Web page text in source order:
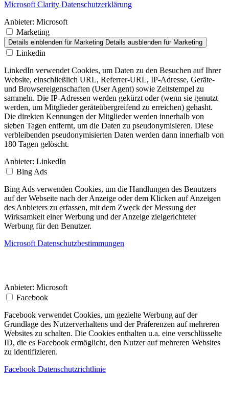
Microsoft Clarity Datenschutzerklärung
Anbieter: Microsoft
Marketing
Details einblenden für Marketing Details ausblenden für Marketing
Linkedin
LinkedIn verwendet Cookies, um Daten zu den Besuchen auf Ihrer
Website, einschließlich URL, Referrer-URL, IP-Adresse, Geräte-
und Browsereigenschaften (User Agent) sowie Zeitstempel zu
sammeln. Die IP-Adressen werden gekürzt oder (wenn sie genutzt
werden, um Mitglieder geräteübergreifend zu erreichen) gehasht.
Die direkten Kennungen der Mitglieder werden innerhalb von
sieben Tagen entfernt, um die Daten zu pseudonymisieren. Diese
verbleibenden pseudonymisierten Daten werden dann innerhalb von
180 Tagen gelöscht.
Anbieter: LinkedIn
Bing Ads
Bing Ads verwenden Cookies, um die Handlungen des Benutzers
auf der Webseite nach der Anzeige oder dem Klicken auf Anzeigen
des Anbieters zu erfassen, mit dem Zweck der Messung der
Wirksamkeit einer Werbung und der Anzeige zielgerichteter
Werbung für den Benutzer.
Microsoft Datenschutzbestimmungen
Anbieter: Microsoft
Facebook
Facebook verwendet Cookies, um gezielte Werbung auf der
Grundlage des Nutzerverhaltens und der Präferenzen auf mehreren
Websites zu schalten. Die Cookies enthalten u.a. eine verschlüsselte
ID, die es Facebook ermöglicht, den Nutzer auf mehreren Websites
zu identifizieren.
Facebook Datenschutzrichtlinie